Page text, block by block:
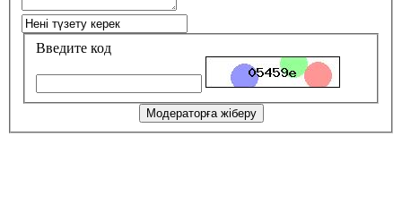
Введите код
Модераторға жіберу